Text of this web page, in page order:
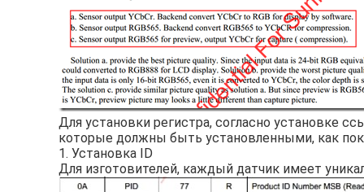
Для установки регистра, согласно установке
которые должны быть установленными, как
1. Установка ID
Для изготовителей, каждый датчик имеет